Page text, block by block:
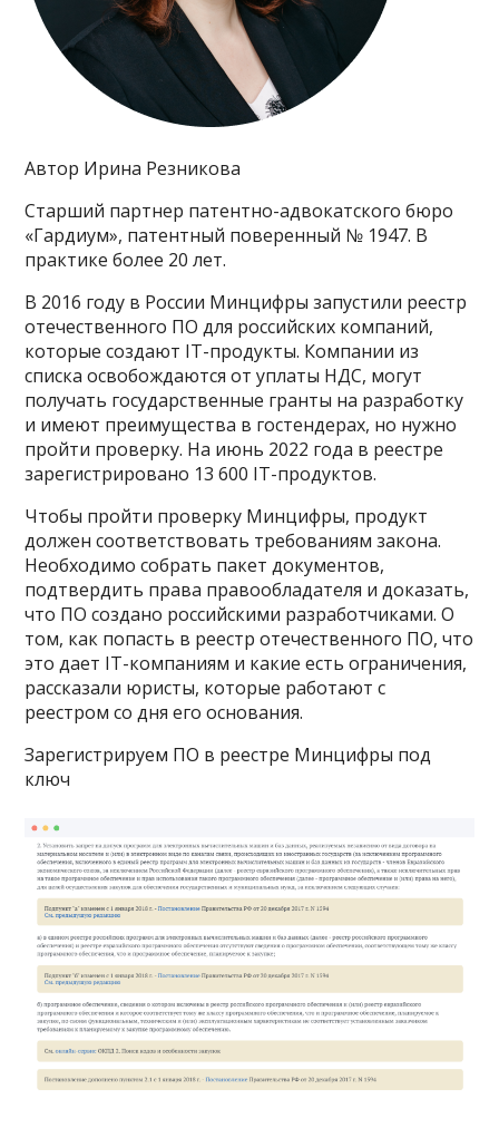
Автор Ирина Резникова
Старший партнер патентно-адвокатского бюро
«Гардиум», патентный поверенный № 1947. В
практике более 20 лет.
В 2016 году в России Минцифры запустили реестр
отечественного ПО для российских компаний,
которые создают IT-продукты. Компании из
списка освобождаются от уплаты НДС, могут
получать государственные гранты на разработку
и имеют преимущества в гостендерах, но нужно
пройти проверку. На июнь 2022 года в реестре
зарегистрировано 13 600 IT-продуктов.
Чтобы пройти проверку Минцифры, продукт
должен соответствовать требованиям закона.
Необходимо собрать пакет документов,
подтвердить права правообладателя и доказать,
что ПО создано российскими разработчиками. О
том, как попасть в реестр отечественного ПО, что
это дает IT-компаниям и какие есть ограничения,
рассказали юристы, которые работают с
реестром со дня его основания.
Зарегистрируем ПО в реестре Минцифры под
ключ